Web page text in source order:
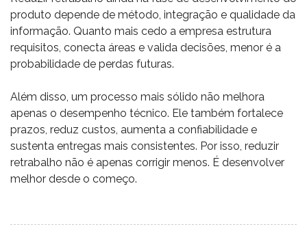
produto depende de método, integração e qualidade da
informação. Quanto mais cedo a empresa estrutura
requisitos, conecta áreas e valida decisões, menor é a
probabilidade de perdas futuras.
Além disso, um processo mais sólido não melhora
apenas o desempenho técnico. Ele também fortalece
prazos, reduz custos, aumenta a confiabilidade e
sustenta entregas mais consistentes. Por isso, reduzir
retrabalho não é apenas corrigir menos. É desenvolver
melhor desde o começo.